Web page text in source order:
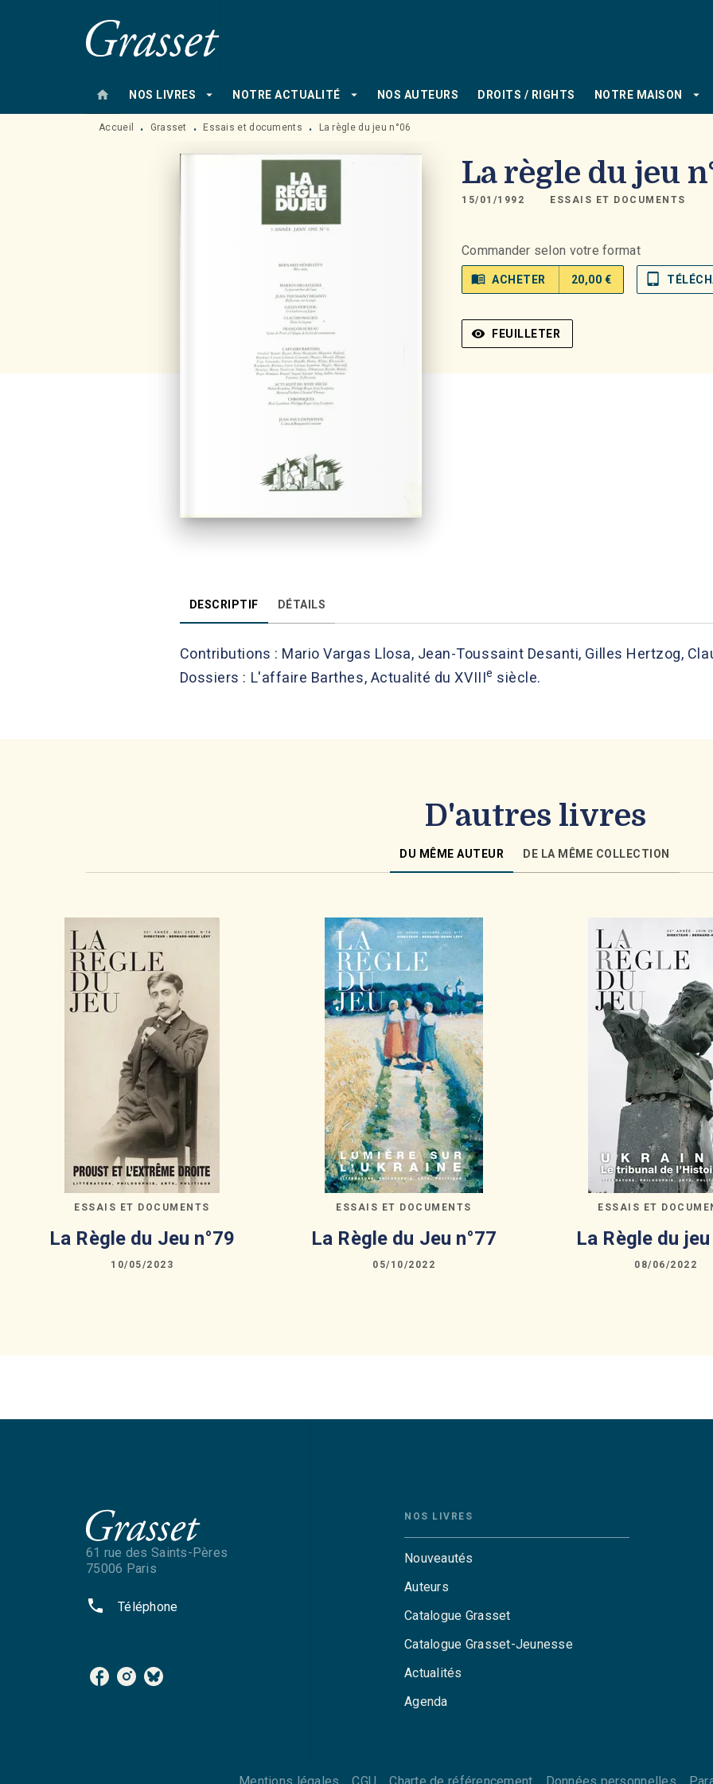
MENU RECHERCHE
home NOS LIVRES arrow_drop_down NOTRE ACTUALITÉ arrow_drop_down NOS AUTEURS DROITS / RIGHTS NOTRE MAISON arrow_drop_down
Accueil • Grasset • Essais et documents • La règle du jeu n°06
La règle du jeu
15/01/1992 ESSAIS ET DOCUMENTS
Commander selon votre format
menu_book ACHETER 20,00 € tablet_mac
visibility FEUILLETER
DESCRIPTIF DÉTAILS
Contributions : Mario Vargas Llosa, Jean-Toussaint Desanti, Gilles Hertzog,
Dossiers : L'affaire Barthes, Actualité du XVIIIe siècle.
D'autres livres
DU MÊME AUTEUR DE LA MÊME COLLECTION
ESSAIS ET DOCUMENTS
La Règle du Jeu n°79
10/05/2023
ESSAIS ET DOCUMENTS
La Règle du Jeu n°77
05/10/2022
ESSAIS ET
La Règle du jeu
08/06/2022
61 rue des Saints-Pères
75006 Paris
phone Téléphone
NOS LIVRES
Nouveautés
Auteurs
Catalogue Grasset
Catalogue Grasset-Jeunesse
Actualités
Agenda